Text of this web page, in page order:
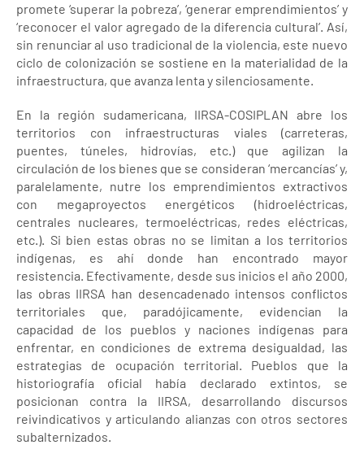
promete ‘superar la pobreza’, ‘generar emprendimientos’ y
‘reconocer el valor agregado de la diferencia cultural’. Así,
sin renunciar al uso tradicional de la violencia, este nuevo
ciclo de colonización se sostiene en la materialidad de la
infraestructura, que avanza lenta y silenciosamente.
En la región sudamericana, IIRSA-COSIPLAN abre los
territorios con infraestructuras viales (carreteras,
puentes, túneles, hidrovías, etc.) que agilizan la
circulación de los bienes que se consideran ‘mercancías’ y,
paralelamente, nutre los emprendimientos extractivos
con megaproyectos energéticos (hidroeléctricas,
centrales nucleares, termoeléctricas, redes eléctricas,
etc.). Si bien estas obras no se limitan a los territorios
indígenas, es ahí donde han encontrado mayor
resistencia. Efectivamente, desde sus inicios el año 2000,
las obras IIRSA han desencadenado intensos conflictos
territoriales que, paradójicamente, evidencian la
capacidad de los pueblos y naciones indígenas para
enfrentar, en condiciones de extrema desigualdad, las
estrategias de ocupación territorial. Pueblos que la
historiografía oficial había declarado extintos, se
posicionan contra la IIRSA, desarrollando discursos
reivindicativos y articulando alianzas con otros sectores
subalternizados.